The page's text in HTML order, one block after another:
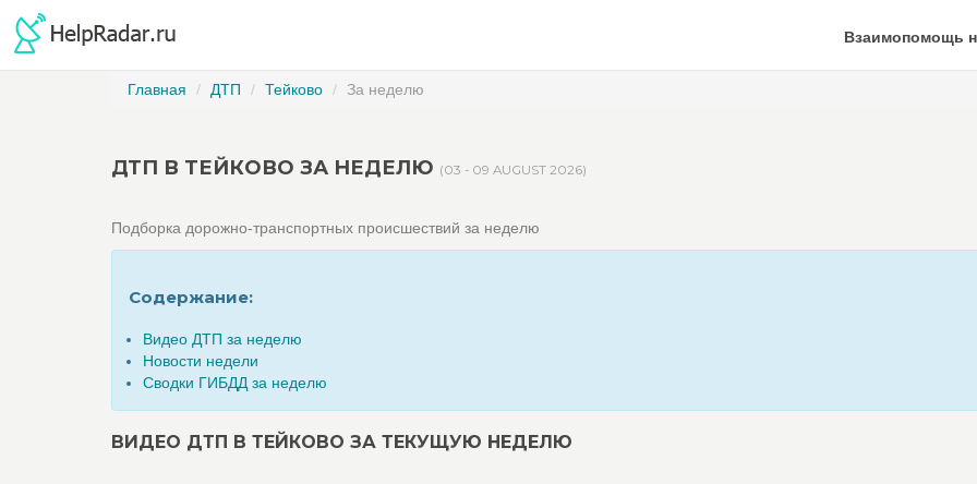
Взаимопомощь
Главная ДТП Тейково За неделю
ДТП В ТЕЙКОВО ЗА НЕДЕЛЮ (03 - 09 AUGUST 2026)
Подборка дорожно-транспортных происшествий за неделю
Содержание:
Видео ДТП за неделю
Новости недели
Сводки ГИБДД за неделю
ВИДЕО ДТП В ТЕЙКОВО ЗА ТЕКУЩУЮ НЕДЕЛЮ